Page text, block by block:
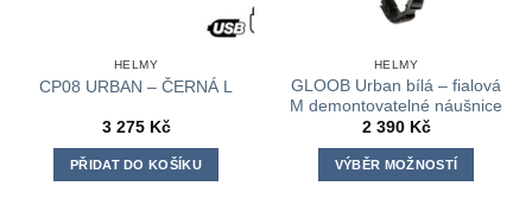
HELMY
CP08 URBAN – ČERNÁ L
3 275 Kč
PŘIDAT DO KOŠÍKU
HELMY
GLOOB Urban bílá – fialová
M demontovatelné náušnice
2 390 Kč
VÝBĚR MOŽNOSTÍ